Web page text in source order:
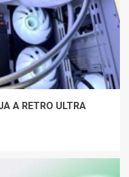
A RETRO ULTRA